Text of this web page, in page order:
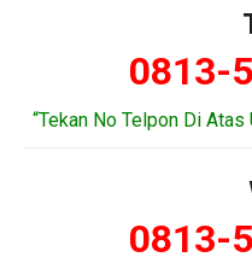
0813-
“Tekan No Telpon Di
0813-